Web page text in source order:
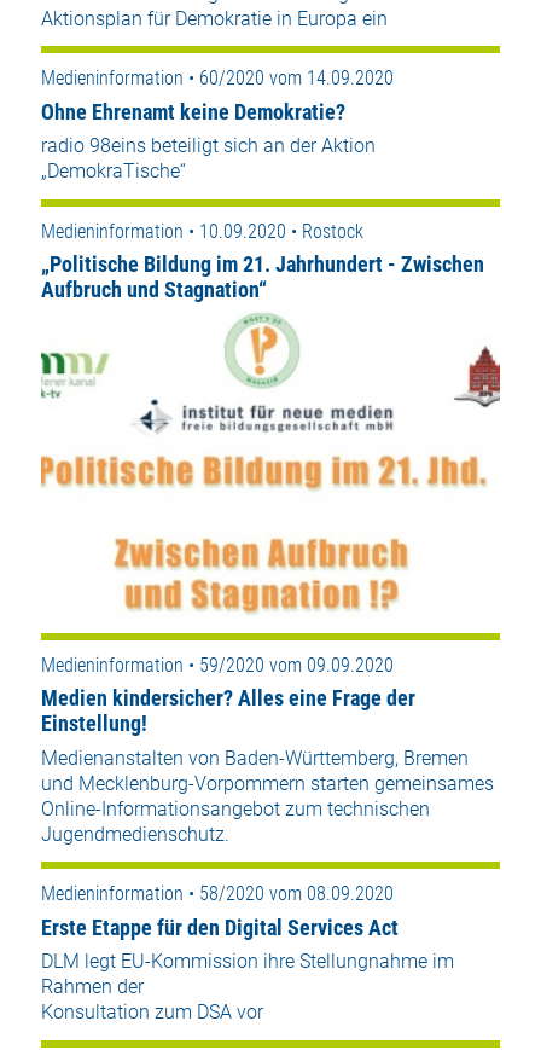
Aktionsplan für Demokratie in Europa ein
Medieninformation • 60/2020 vom 14.09.2020
Ohne Ehrenamt keine Demokratie?
radio 98eins beteiligt sich an der Aktion
„DemokraTische“
Medieninformation • 10.09.2020 • Rostock
„Politische Bildung im 21. Jahrhundert - Zwischen
Aufbruch und Stagnation“
Medieninformation • 59/2020 vom 09.09.2020
Medien kindersicher? Alles eine Frage der
Einstellung!
Medienanstalten von Baden-Württemberg, Bremen
und Mecklenburg-Vorpommern starten gemeinsames
Online-Informationsangebot zum technischen
Jugendmedienschutz.
Medieninformation • 58/2020 vom 08.09.2020
Erste Etappe für den Digital Services Act
DLM legt EU-Kommission ihre Stellungnahme im
Rahmen der
Konsultation zum DSA vor